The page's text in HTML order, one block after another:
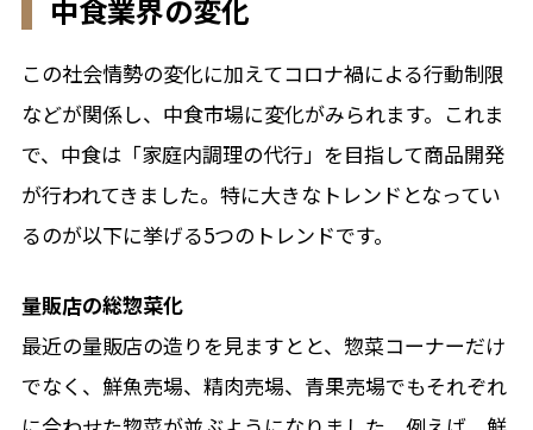
中食業界の変化
この社会情勢の変化に加えてコロナ禍による行動制限
などが関係し、中食市場に変化がみられます。これま
で、中食は「家庭内調理の代行」を目指して商品開発
が行われてきました。特に大きなトレンドとなってい
るのが以下に挙げる5つのトレンドです。
量販店の総惣菜化
最近の量販店の造りを見ますとと、惣菜コーナーだけ
でなく、鮮魚売場、精肉売場、青果売場でもそれぞれ